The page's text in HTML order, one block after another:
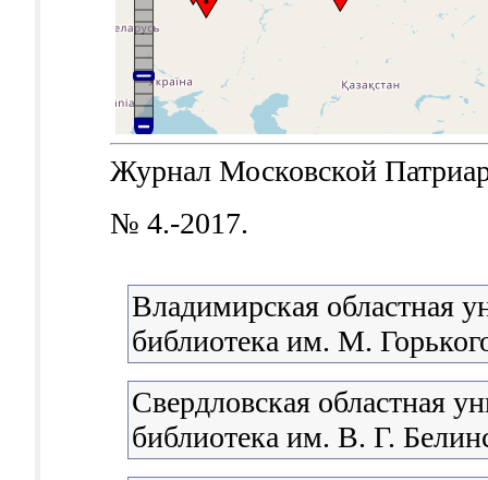
Журнал Московской
№ 4.-2017.
Владимирская областная
библиотека им. М.
Свердловская областная
библиотека им. В. Г.